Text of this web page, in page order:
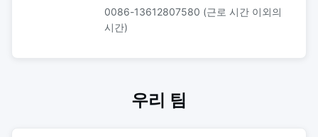
0086-13612807580 (근로 시간 이외의
시간)
우리 팀